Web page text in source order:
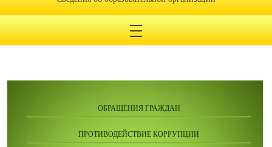
(скачать) (посмотреть)
ОБРАЩЕНИЯ ГРАЖДАН
ПРОТИВОДЕЙСТВИЕ КОРРУПЦИИ